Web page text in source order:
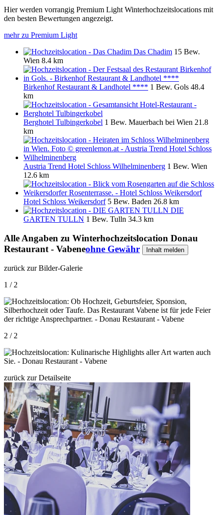
Hier werden vorrangig Premium Light Winterhochzeitslocations mit
den besten Bewertungen angezeigt.
mehr zu Premium Light
Das Chadim 15 Bew.
Wien 8.4 km
Birkenhof Restaurant & Landhotel **** 1 Bew. Gols 48.4
km
Berghotel Tulbingerkobel 1 Bew. Mauerbach bei Wien 21.8
km
Austria Trend Hotel Schloss Wilhelminenberg 1 Bew. Wien
12.6 km
Hotel Schloss Weikersdorf 5 Bew. Baden 26.8 km
DIE
GARTEN TULLN 1 Bew. Tulln 34.3 km
Alle Angaben zu Winterhochzeitslocation Donau
Restaurant - Vabeneohne Gewähr Inhalt melden
zurück zur Bilder-Galerie
1 / 2
2 / 2
zurück zur Detailseite